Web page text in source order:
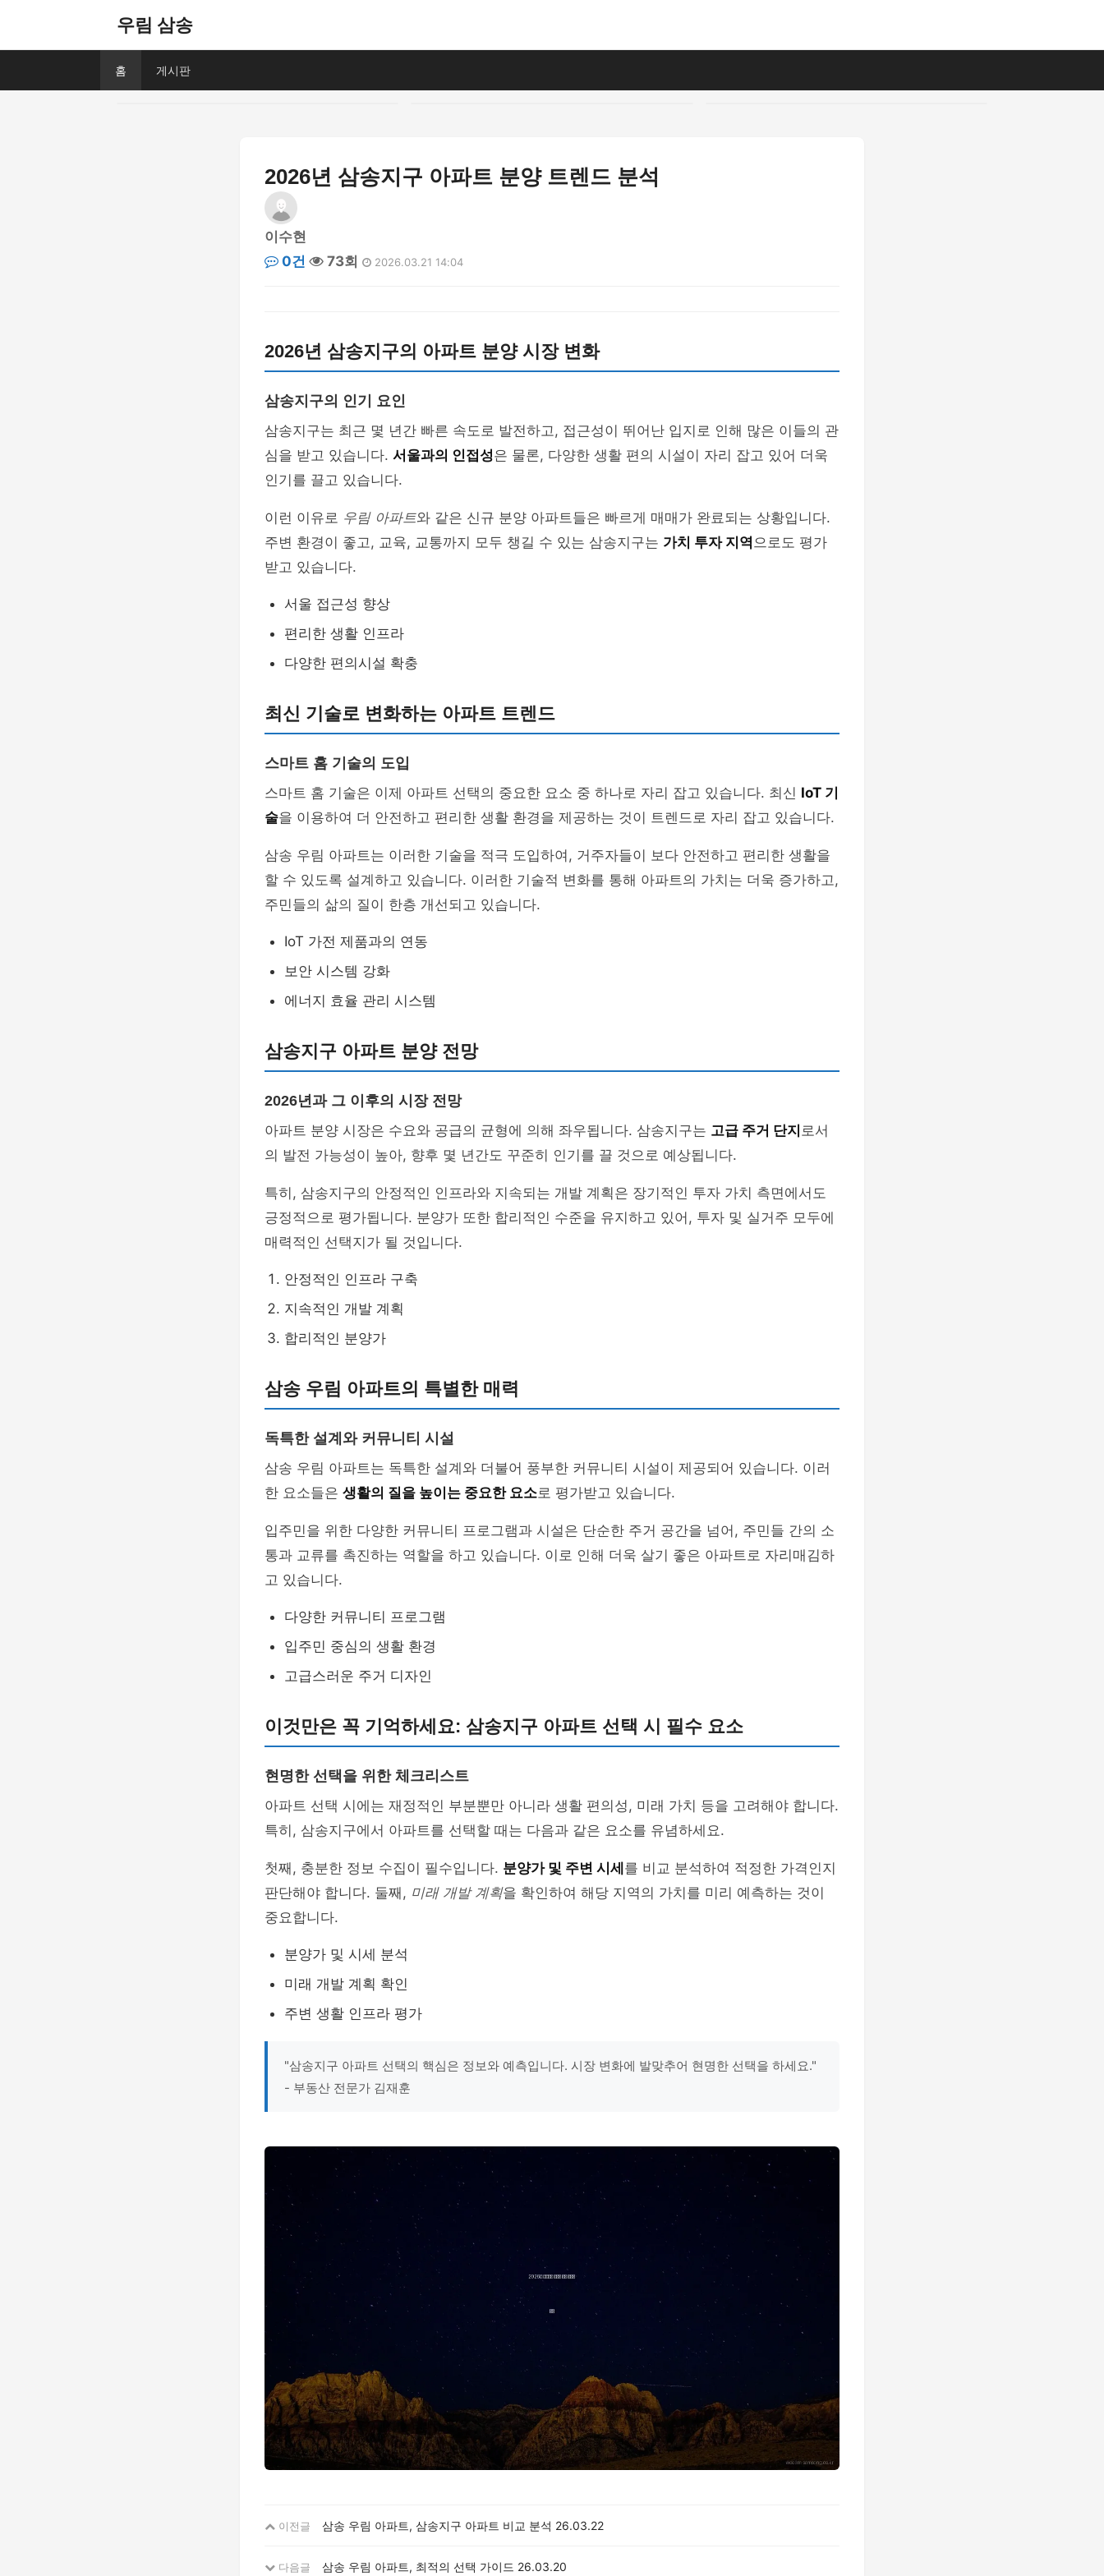
우림 삼송
홈 게시판
2026년 삼송지구 아파트 분양 트렌드 분석
이수현
0건
73회 2026.03.21 14:04
2026년 삼송지구의 아파트 분양 시장 변화
삼송지구의 인기 요인
삼송지구는 최근 몇 년간 빠른 속도로 발전하고, 접근성이 뛰어난 입지로 인해 많은 이들의 관
심을 받고 있습니다. 서울과의 인접성은 물론, 다양한 생활 편의 시설이 자리 잡고 있어 더욱
인기를 끌고 있습니다.
이런 이유로 우림 아파트와 같은 신규 분양 아파트들은 빠르게 매매가 완료되는 상황입니다.
주변 환경이 좋고, 교육, 교통까지 모두 챙길 수 있는 삼송지구는 가치 투자 지역으로도 평가
받고 있습니다.
서울 접근성 향상
편리한 생활 인프라
다양한 편의시설 확충
최신 기술로 변화하는 아파트 트렌드
스마트 홈 기술의 도입
스마트 홈 기술은 이제 아파트 선택의 중요한 요소 중 하나로 자리 잡고 있습니다. 최신 IoT 기
술을 이용하여 더 안전하고 편리한 생활 환경을 제공하는 것이 트렌드로 자리 잡고 있습니다.
삼송 우림 아파트는 이러한 기술을 적극 도입하여, 거주자들이 보다 안전하고 편리한 생활을
할 수 있도록 설계하고 있습니다. 이러한 기술적 변화를 통해 아파트의 가치는 더욱 증가하고,
주민들의 삶의 질이 한층 개선되고 있습니다.
IoT 가전 제품과의 연동
보안 시스템 강화
에너지 효율 관리 시스템
삼송지구 아파트 분양 전망
2026년과 그 이후의 시장 전망
아파트 분양 시장은 수요와 공급의 균형에 의해 좌우됩니다. 삼송지구는 고급 주거 단지 로서
의 발전 가능성이 높아, 향후 몇 년간도 꾸준히 인기를 끌 것으로 예상됩니다.
특히, 삼송지구의 안정적인 인프라와 지속되는 개발 계획은 장기적인 투자 가치 측면에서도
긍정적으로 평가됩니다. 분양가 또한 합리적인 수준을 유지하고 있어, 투자 및 실거주 모두에
매력적인 선택지가 될 것입니다.
안정적인 인프라 구축
지속적인 개발 계획
합리적인 분양가
삼송 우림 아파트의 특별한 매력
독특한 설계와 커뮤니티 시설
삼송 우림 아파트는 독특한 설계와 더불어 풍부한 커뮤니티 시설이 제공되어 있습니다. 이러
한 요소들은 생활의 질을 높이는 중요한 요소로 평가받고 있습니다.
입주민을 위한 다양한 커뮤니티 프로그램과 시설은 단순한 주거 공간을 넘어, 주민들 간의 소
통과 교류를 촉진하는 역할을 하고 있습니다. 이로 인해 더욱 살기 좋은 아파트로 자리매김하
고 있습니다.
다양한 커뮤니티 프로그램
입주민 중심의 생활 환경
고급스러운 주거 디자인
이것만은 꼭 기억하세요: 삼송지구 아파트 선택 시 필수 요소
현명한 선택을 위한 체크리스트
아파트 선택 시에는 재정적인 부분뿐만 아니라 생활 편의성, 미래 가치 등을 고려해야 합니다.
특히, 삼송지구에서 아파트를 선택할 때는 다음과 같은 요소를 유념하세요.
첫째, 충분한 정보 수집이 필수입니다. 분양가 및 주변 시세 를 비교 분석하여 적정한 가격인지
판단해야 합니다. 둘째, 미래 개발 계획을 확인하여 해당 지역의 가치를 미리 예측하는 것이
중요합니다.
분양가 및 시세 분석
미래 개발 계획 확인
주변 생활 인프라 평가
"삼송지구 아파트 선택의 핵심은 정보와 예측입니다. 시장 변화에 발맞추어 현명한 선택을 하세요."
- 부동산 전문가 김재훈
이전글 삼송 우림 아파트, 삼송지구 아파트 비교 분석 26.03.22
다음글 삼송 우림 아파트, 최적의 선택 가이드 26.03.20